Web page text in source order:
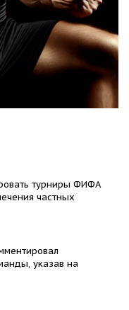
турниры ФИФА
частных
указав на